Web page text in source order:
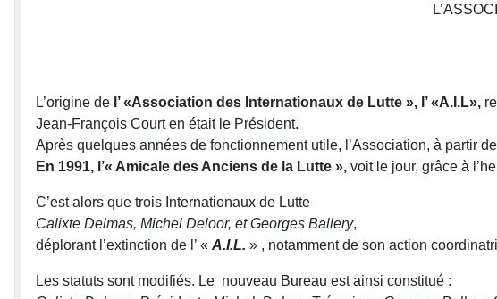
L’origine de l’ «Association des Internationaux de Lutte », l’ «A.I.L»,
Jean-François Court en était le Président.
Après quelques années de fonctionnement utile, l’Association, à partir
En 1991, l’« Amicale des Anciens de la Lutte », voit le jour, grâce à
C’est alors que trois Internationaux de Lutte
Calixte Delmas, Michel Deloor, et Georges Ballery,
déplorant l’extinction de l’ « A.I.L. » , notamment de son action
Les statuts sont modifiés. Le nouveau Bureau est ainsi constitué :